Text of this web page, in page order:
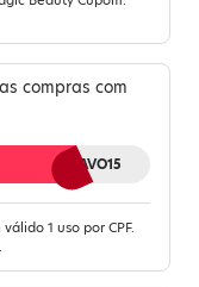
compras com
MASCAVO15
1 uso por CPF.